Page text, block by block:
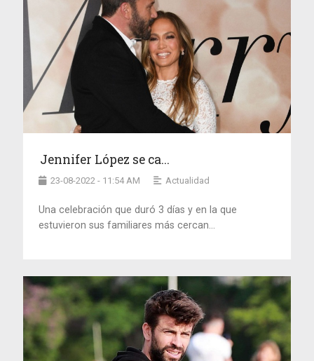
Jennifer López se ca...
23-08-2022 - 11:54 AM Actualidad
Una celebración que duró 3 días y en la que
estuvieron sus familiares más cercan...